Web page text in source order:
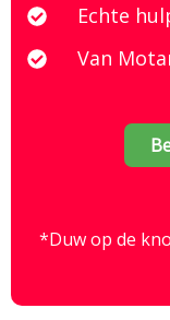
Echte
Van
*Duw op de